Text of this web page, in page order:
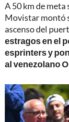
A 50 km de
Movistar montó
ascenso del
estragos en el
esprinters y
al venezolano